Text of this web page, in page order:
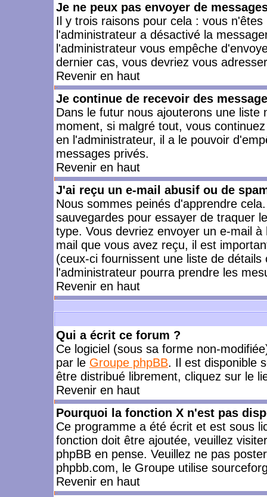
Je ne peux pas envoyer de
Il y trois raisons pour cela : vous
l'administrateur a désactivé la
l'administrateur vous empêche
dernier cas, vous devriez vous
Revenir en haut
Je continue de recevoir des
Dans le futur nous ajouterons une
moment, si malgré tout, vous
en l'administrateur, il a le pouvoir
messages privés.
Revenir en haut
J'ai reçu un e-mail abusif ou de
Nous sommes peinés d'apprendre
sauvegardes pour essayer de traquer
type. Vous devriez envoyer un e-mail
mail que vous avez reçu, il est
(ceux-ci fournissent une liste de
l'administrateur pourra prendre les
Revenir en haut
Qui a écrit ce forum ?
Ce logiciel (sous sa forme non-
par le Groupe phpBB. Il est disponible
être distribué librement, cliquez sur le
Revenir en haut
Pourquoi la fonction X n'est pas
Ce programme a été écrit et est sous
fonction doit être ajoutée, veuillez
phpBB en pense. Veuillez ne pas
phpbb.com, le Groupe utilise
Revenir en haut